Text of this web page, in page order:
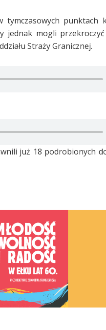
tymczasowych punktach
jednak mogli
Straży Granicznej.
już 18 podrobionych